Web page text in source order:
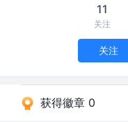
11
关注
关注
获得徽章 0